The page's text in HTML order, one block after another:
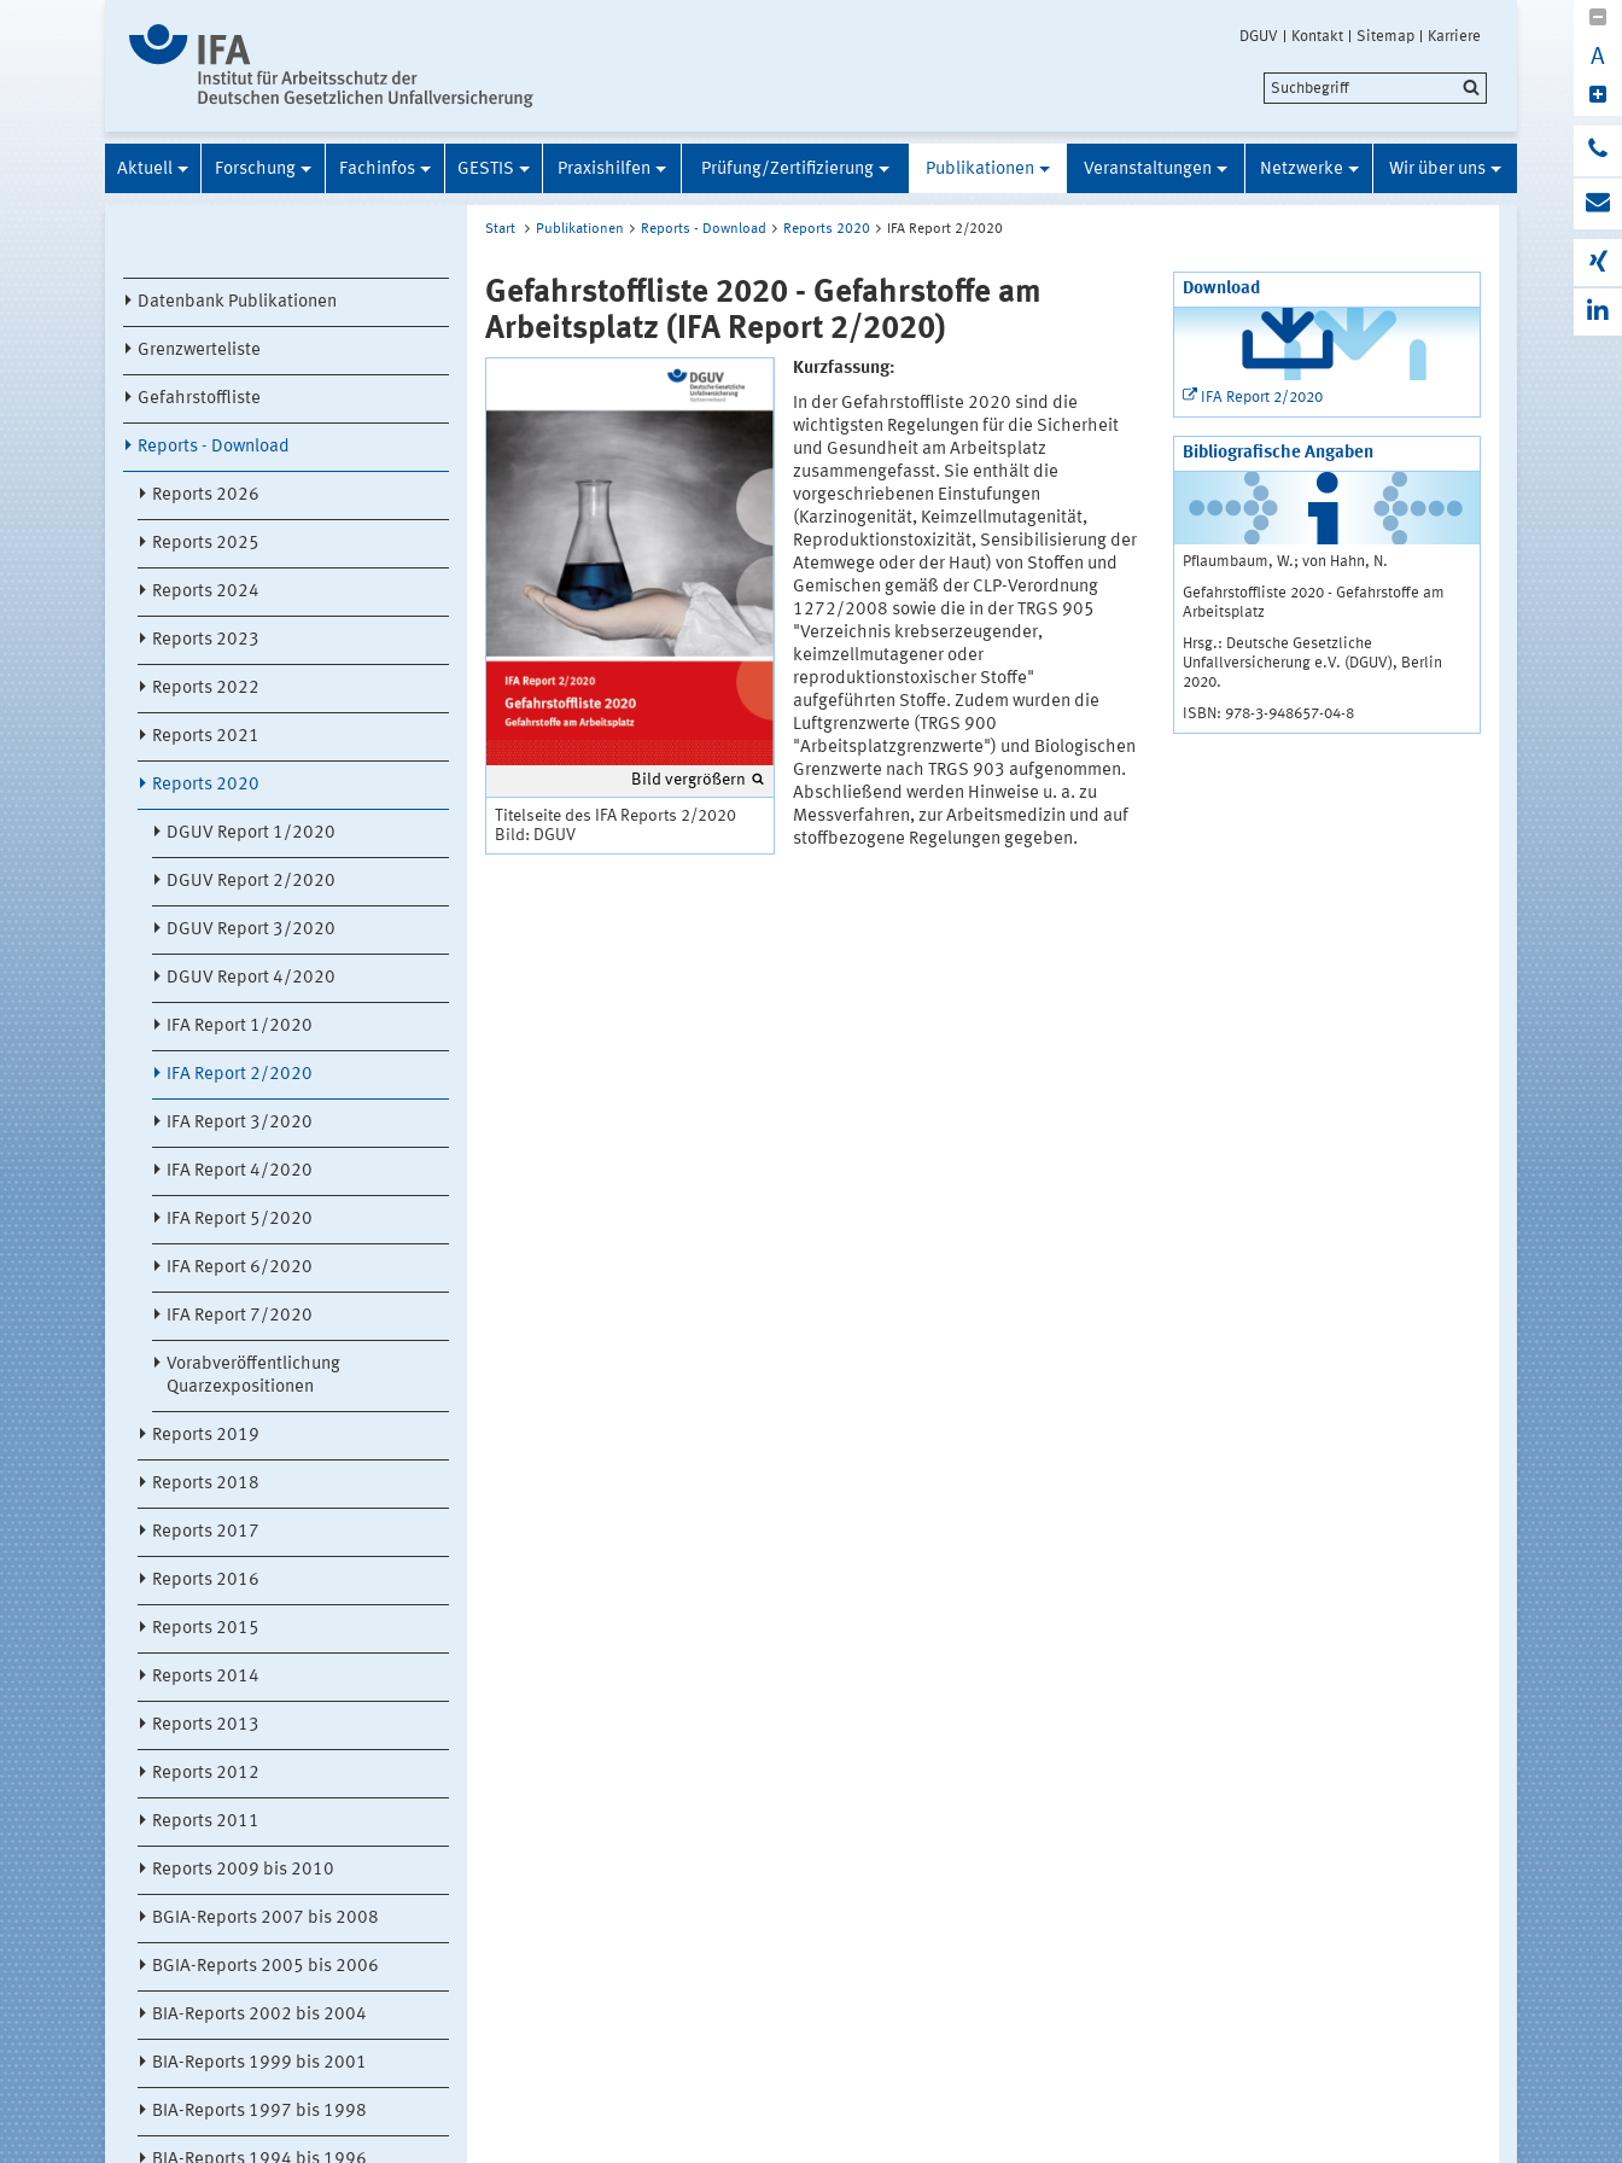
DGUV Kontakt Sitemap Karriere
A
Aktuell Forschung Fachinfos GESTIS Praxishilfen Prüfung/Zertifizierung Publikationen Veranstaltungen Netzwerke Wir über uns
Datenbank Publikationen
Grenzwerteliste
Gefahrstoffliste
Reports - Download
Reports 2026
Reports 2025
Reports 2024
Reports 2023
Reports 2022
Reports 2021
Reports 2020
DGUV Report 1/2020
DGUV Report 2/2020
DGUV Report 3/2020
DGUV Report 4/2020
IFA Report 1/2020
IFA Report 2/2020
IFA Report 3/2020
IFA Report 4/2020
IFA Report 5/2020
IFA Report 6/2020
IFA Report 7/2020
Vorabveröffentlichung
Quarzexpositionen
Reports 2019
Reports 2018
Reports 2017
Reports 2016
Reports 2015
Reports 2014
Reports 2013
Reports 2012
Reports 2011
Reports 2009 bis 2010
BGIA-Reports 2007 bis 2008
BGIA-Reports 2005 bis 2006
BIA-Reports 2002 bis 2004
BIA-Reports 1999 bis 2001
BIA-Reports 1997 bis 1998
Start Publikationen Reports - Download Reports 2020 IFA Report 2/2020
Gefahrstoffliste 2020 - Gefahrstoffe am
Arbeitsplatz (IFA Report 2/2020)
Bild vergrößern
Titelseite des IFA Reports 2/2020
Bild: DGUV
Kurzfassung:
In der Gefahrstoffliste 2020 sind die
wichtigsten Regelungen für die Sicherheit
und Gesundheit am Arbeitsplatz
zusammengefasst. Sie enthält die
vorgeschriebenen Einstufungen
(Karzinogenität, Keimzellmutagenität,
Reproduktionstoxizität, Sensibilisierung der
Atemwege oder der Haut) von Stoffen und
Gemischen gemäß der CLP-Verordnung
1272/2008 sowie die in der TRGS 905
"Verzeichnis krebserzeugender,
keimzellmutagener oder
reproduktionstoxischer Stoffe"
aufgeführten Stoffe. Zudem wurden die
Luftgrenzwerte (TRGS 900
"Arbeitsplatzgrenzwerte") und Biologischen
Grenzwerte nach TRGS 903 aufgenommen.
Abschließend werden Hinweise u. a. zu
Messverfahren, zur Arbeitsmedizin und auf
stoffbezogene Regelungen gegeben.
Download
IFA Report 2/2020
Bibliografische Angaben
Pflaumbaum, W.; von Hahn, N.
Gefahrstoffliste 2020 - Gefahrstoffe am
Arbeitsplatz
Hrsg.: Deutsche Gesetzliche
Unfallversicherung e.V. (DGUV), Berlin
2020.
ISBN: 978-3-948657-04-8